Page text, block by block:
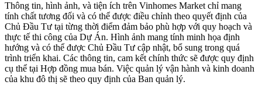
Thông tin, hình ảnh, và tiện ích trên Vinhomes Market chỉ mang
tính chất tương đối và có thể được điều chỉnh theo quyết định của
Chủ Đầu Tư tại từng thời điểm đảm bảo phù hợp với quy hoạch và
thực tế thi công của Dự Án. Hình ảnh mang tính minh họa định
hướng và có thể được Chủ Đầu Tư cập nhật, bổ sung trong quá
trình triển khai. Các thông tin, cam kết chính thức sẽ được quy định
cụ thể tại Hợp đồng mua bán. Việc quản lý vận hành và kinh doanh
của khu đô thị sẽ theo quy định của Ban quản lý.